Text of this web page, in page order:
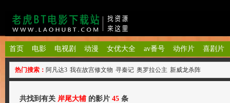
首页 电影 电视剧 动漫 女优大全 av番号 动作片 喜剧片
热门搜索： 阿凡达3 我在故宫修文物 寻秦记 奥罗拉公主 新威龙杀阵
共找到有关 岸尾大辅 的影片 45 条